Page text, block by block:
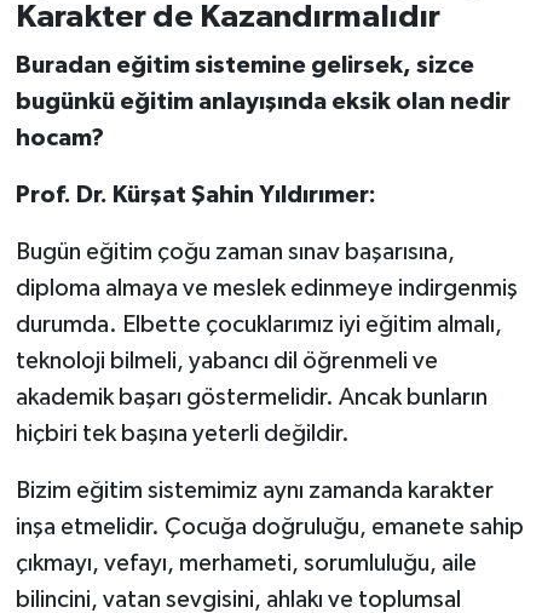
Karakter de Kazandırmalıdır
Buradan eğitim sistemine gelirsek, sizce
bugünkü eğitim anlayışında eksik olan nedir
hocam?
Prof. Dr. Kürşat Şahin Yıldırımer:
Bugün eğitim çoğu zaman sınav başarısına,
diploma almaya ve meslek edinmeye indirgenmiş
durumda. Elbette çocuklarımız iyi eğitim almalı,
teknoloji bilmeli, yabancı dil öğrenmeli ve
akademik başarı göstermelidir. Ancak bunların
hiçbiri tek başına yeterli değildir.
Bizim eğitim sistemimiz aynı zamanda karakter
inşa etmelidir. Çocuğa doğruluğu, emanete sahip
çıkmayı, vefayı, merhameti, sorumluluğu, aile
bilincini, vatan sevgisini, ahlakı ve toplumsal